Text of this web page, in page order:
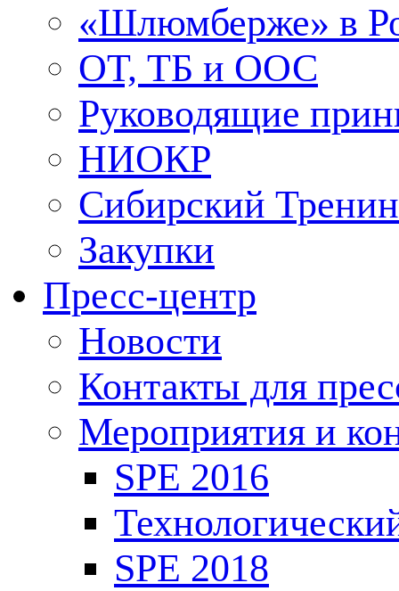
«Шлюмберже» в
ОТ, ТБ и ООС
Руководящие
НИОКР
Сибирский
Закупки
Пресс-центр
Новости
Контакты для
Мероприятия и
SPE 2016
SPE 2018